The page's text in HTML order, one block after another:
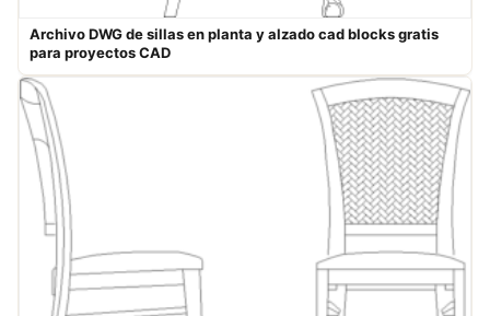
Archivo DWG de sillas en planta y alzado cad blocks gratis
para proyectos CAD